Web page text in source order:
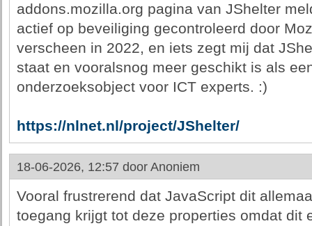
addons.mozilla.org pagina van JShelter
actief op beveiliging gecontroleerd door
verscheen in 2022, en iets zegt mij dat
staat en vooralsnog meer geschikt is als
onderzoeksobject voor ICT experts. :)
https://nlnet.nl/project/JShelter/
18-06-2026, 12:57 door Anoniem
Vooral frustrerend dat JavaScript dit
toegang krijgt tot deze properties omdat dit